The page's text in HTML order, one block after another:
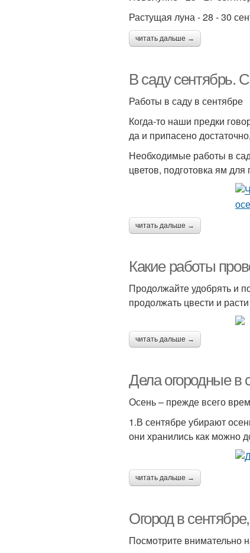
Растущая луна - 28 - 30
читать дальше →
В саду сентябрь.
Работы в саду в сентябре
Когда-то наши предки
да и припасено
Необходимые работы в
цветов, подготовка ям
читать дальше →
Какие работы
Продолжайте удобрять и
продолжать цвести и
читать дальше →
Дела огородные в
Осень – прежде всего
1.В сентябре убирают
они хранились как можно
читать дальше →
Огород в
Посмотрите внимательно